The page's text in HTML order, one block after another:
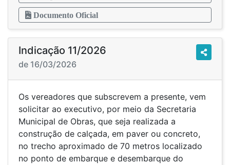
Documento Oficial
Indicação 11/2026
de 16/03/2026
Os vereadores que subscrevem a presente, vem
solicitar ao executivo, por meio da Secretaria
Municipal de Obras, que seja realizada a
construção de calçada, em paver ou concreto,
no trecho aproximado de 70 metros localizado
no ponto de embarque e desembarque do